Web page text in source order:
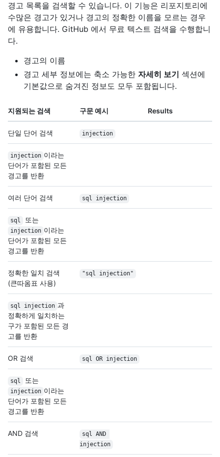
경고 목록을 검색할 수 있습니다. 이 기능은 리포지토리에
수많은 경고가 있거나 경고의 정확한 이름을 모르는 경우
에 유용합니다. GitHub 에서 무료 텍스트 검색을 수행합니
다.
경고의 이름
경고 세부 정보에는 축소 가능한 자세히 보기 섹션에
기본값으로 숨겨진 정보도 모두 포함됩니다.
지원되는 검색 구문 예시 Results
단일 단어 검색 injection
injection 이라는
단어가 포함된 모든
경고를 반환
여러 단어 검색 sql injection
sql 또는
injection 이라는
단어가 포함된 모든
경고를 반환
정확한 일치 검색
(큰따옴표 사용)
"sql injection"
sql injection 과
정확하게 일치하는
구가 포함된 모든 경
고를 반환
OR 검색 sql OR injection
sql 또는
injection 이라는
단어가 포함된 모든
경고를 반환
AND 검색
sql AND
injection